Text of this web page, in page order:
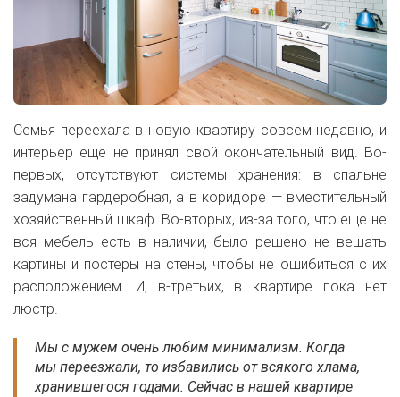
Семья переехала в новую квартиру совсем недавно, и
интерьер еще не принял свой окончательный вид. Во-
первых, отсутствуют системы хранения: в спальне
задумана гардеробная, а в коридоре — вместительный
хозяйственный шкаф. Во-вторых, из-за того, что еще не
вся мебель есть в наличии, было решено не вешать
картины и постеры на стены, чтобы не ошибиться с их
расположением. И, в-третьих, в квартире пока нет
люстр.
Мы с мужем очень любим минимализм. Когда
мы переезжали, то избавились от всякого хлама,
хранившегося годами. Сейчас в нашей квартире